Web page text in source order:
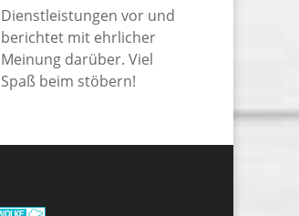
Dienstleistungen vor und
berichtet mit ehrlicher
Meinung darüber. Viel
Spaß beim stöbern!